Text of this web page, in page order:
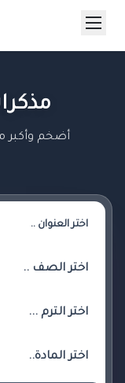
أضخم وأكبر